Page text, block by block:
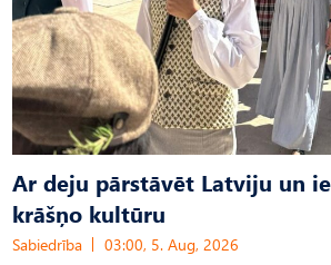
Ar deju pārstāvēt Latviju un
krāšņo kultūru
Sabiedrība 03:00, 5. Aug, 2026